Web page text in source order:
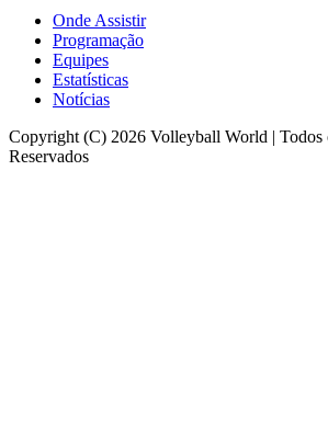
Onde Assistir
Programação
Equipes
Estatísticas
Notícias
Copyright (C) 2026 Volleyball World | Todos
Reservados